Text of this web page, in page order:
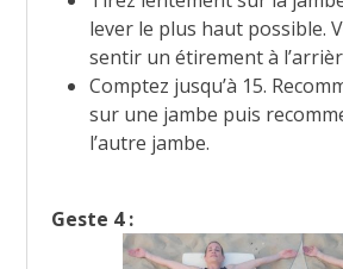
lever le plus haut possible.
sentir un étirement à
Comptez jusqu’à 15.
sur une jambe puis
l’autre jambe.
Geste 4 :